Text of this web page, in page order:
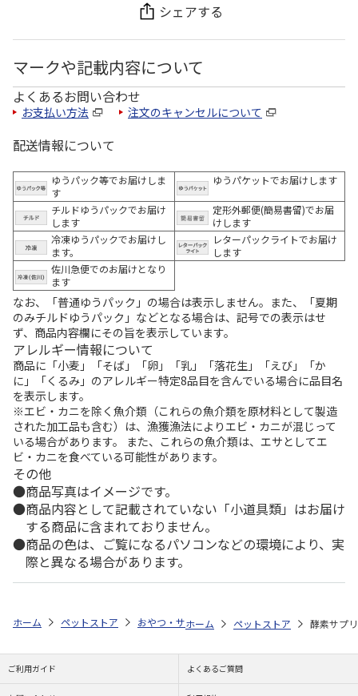
シェアする
マークや記載内容について
よくあるお問い合わせ
お支払い方法 注文のキャンセルについて
配送情報について
ゆうパック等でお届けしま
す
ゆうパケットでお届けします
チルドゆうパックでお届け
します
定形外郵便(簡易書留)でお届
けします
冷凍ゆうパックでお届けし
ます。
レターパックライトでお届け
します
佐川急便でのお届けとなり
ます
なお、「普通ゆうパック」の場合は表示しません。また、「夏期
のみチルドゆうパック」などとなる場合は、記号での表示はせ
ず、商品内容欄にその旨を表示しています。
アレルギー情報について
商品に「小麦」「そば」「卵」「乳」「落花生」「えび」「か
に」「くるみ」のアレルギー特定8品目を含んでいる場合に品目名
を表示します。
※エビ・カニを除く魚介類（これらの魚介類を原材料として製造
された加工品も含む）は、漁獲漁法によりエビ・カニが混じって
いる場合があります。 また、これらの魚介類は、エサとしてエ
ビ・カニを食べている可能性があります。
その他
商品写真はイメージです。
商品内容として記載されていない「小道具類」はお届け
する商品に含まれておりません。
商品の色は、ご覧になるパソコンなどの環境により、実
際と異なる場合があります。
ホーム ペットストア おやつ・サプリ 飲料・サプリ（猫用） ト
ホーム ペットストア 酵素サプ
ご利用ガイド よくあるご質問